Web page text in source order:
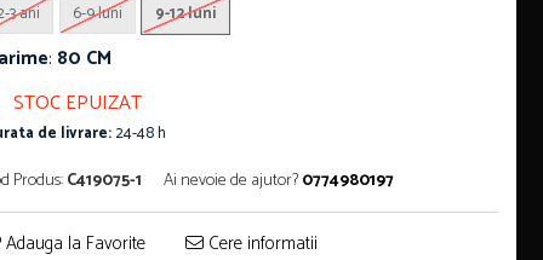
3 ani 6-9 luni 9-12 luni
: 80 CM
STOC EPUIZAT
de livrare:24-48 h
Produs:C419075-1 Ai nevoie de ajutor?0774980197
Adauga la Favorite Cere informatii